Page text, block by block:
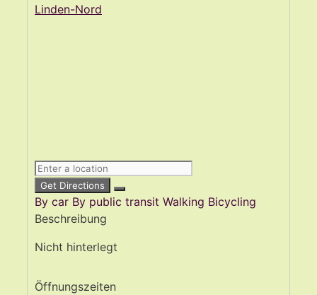
Linden-Nord
Get Directions
By car By public transit Walking Bicycling
Beschreibung
Nicht hinterlegt
Öffnungszeiten